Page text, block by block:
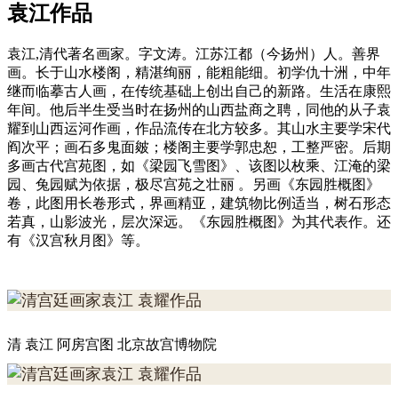
袁江作品
袁江,清代著名画家。字文涛。江苏江都（今扬州）人。善界
画。长于山水楼阁，精湛绚丽，能粗能细。初学仇十洲，中年
继而临摹古人画，在传统基础上创出自己的新路。生活在康熙
年间。他后半生受当时在扬州的山西盐商之聘，同他的从子袁
耀到山西运河作画，作品流传在北方较多。其山水主要学宋代
阎次平；画石多鬼面皴；楼阁主要学郭忠恕，工整严密。后期
多画古代宫苑图，如《梁园飞雪图》、该图以枚乘、江淹的梁
园、兔园赋为依据，极尽宫苑之壮丽 。另画《东园胜概图》
卷，此图用长卷形式，界画精亚，建筑物比例适当，树石形态
若真，山影波光，层次深远。《东园胜概图》为其代表作。还
有《汉宫秋月图》等。
清 袁江 阿房宫图 北京故宫博物院